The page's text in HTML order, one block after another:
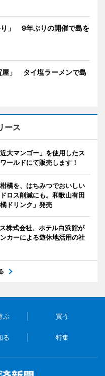
り」 9年ぶりの開催で島を
屋」 タイ塩ラーメンで島
ース
大マンゴー」を使用したス
ールドにて販売します！
橘を、はちみつでおいしい
ロス削減にも。和歌山有田
ドリンク」発売
株式会社、ホテル白浜館が
カーによる遊休地活用の社
ぶ 買う
る 特集